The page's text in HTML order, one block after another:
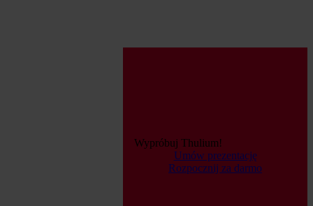
Wypróbuj Thulium!
Umów prezentację
Rozpocznij za darmo